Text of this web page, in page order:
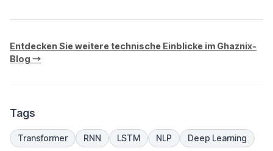
Entdecken Sie weitere technische Einblicke im Ghaznix-
Blog →
Tags
Transformer RNN LSTM NLP Deep Learning